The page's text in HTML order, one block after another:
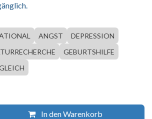
ANGST
DEPRESSION
GEBURTSHILFE
In den Warenkorb